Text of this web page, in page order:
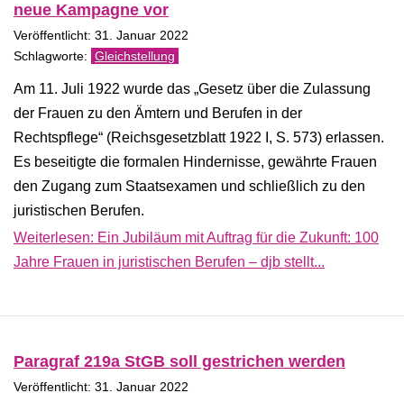
neue Kampagne vor
Veröffentlicht: 31. Januar 2022
Gleichstellung
Am 11. Juli 1922 wurde das „Gesetz über die Zulassung
der Frauen zu den Ämtern und Berufen in der
Rechtspflege“ (Reichsgesetzblatt 1922 I, S. 573) erlassen.
Es beseitigte die formalen Hindernisse, gewährte Frauen
den Zugang zum Staatsexamen und schließlich zu den
juristischen Berufen.
Weiterlesen: Ein Jubiläum mit Auftrag für die Zukunft: 100
Jahre Frauen in juristischen Berufen – djb stellt...
Paragraf 219a StGB soll gestrichen werden
Veröffentlicht: 31. Januar 2022